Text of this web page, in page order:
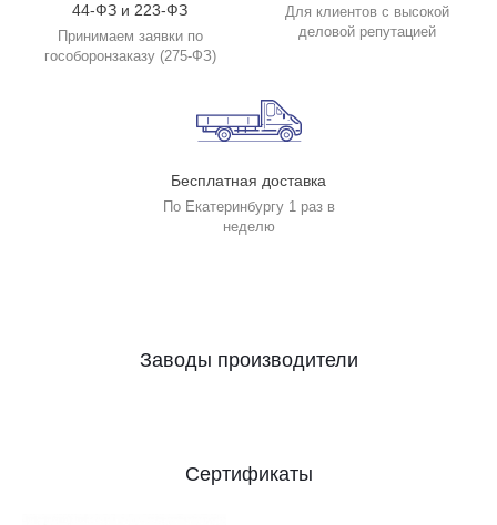
44-ФЗ и 223-ФЗ
Принимаем заявки по
гособоронзаказу (275-ФЗ)
Для клиентов с высокой
деловой репутацией
Бесплатная доставка
По Екатеринбургу 1 раз в
неделю
Заводы производители
Сертификаты